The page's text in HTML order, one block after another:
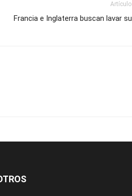
Francia e Inglaterra buscan lavar